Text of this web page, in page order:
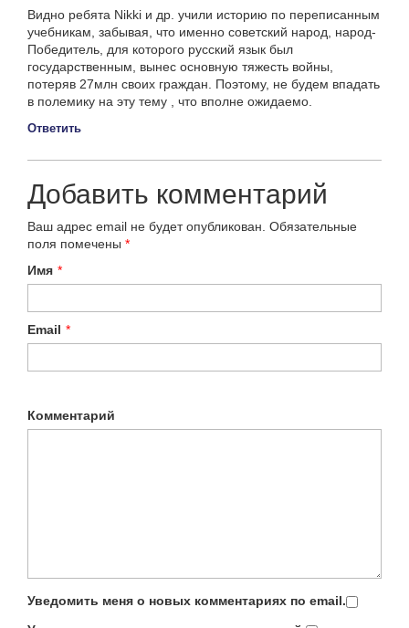
Видно ребята Nikki и др. учили историю по переписанным
учебникам, забывая, что именно советский народ, народ-
Победитель, для которого русский язык был
государственным, вынес основную тяжесть войны,
потеряв 27млн своих граждан. Поэтому, не будем впадать
в полемику на эту тему , что вполне ожидаемо.
Ответить
Добавить комментарий
Ваш адрес email не будет опубликован. Обязательные
поля помечены *
Имя *
Email *
Комментарий
Уведомить меня о новых комментариях по email.